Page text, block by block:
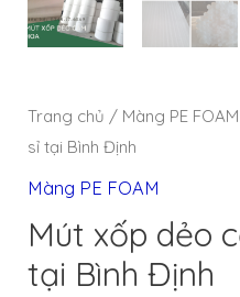
Trang chủ / Màng PE FOAM
sỉ tại Bình Định
Màng PE FOAM
Mút xốp dẻo
tại Bình Định